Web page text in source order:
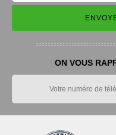
ON VOUS